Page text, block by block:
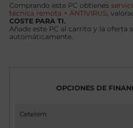
Comprando este PC obtienes
técnica remota + ANTIVIRUS ,
COSTE PARA TI.
Añade este PC al carrito y la oferta
automáticamente.
OPCIONES DE
Cetelem